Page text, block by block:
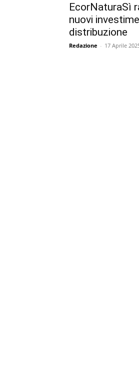
EcorNaturaSì
nuovi
distribuzione
Redazione - 17 Aprile